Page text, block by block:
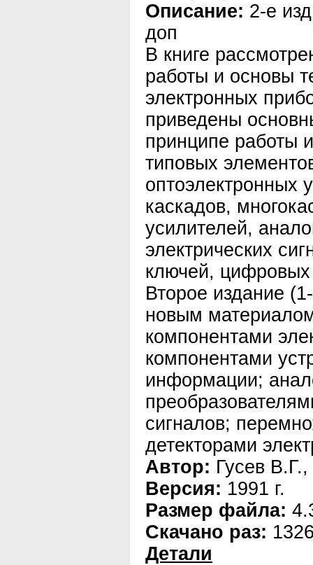
Описание: 2-е
доп
В книге
работы и основы
электронных
приведены
принципе работы
типовых
оптоэлектронных
каскадов,
усилителей,
электрических
ключей, цифровых
Второе издание
новым
компонентами
компонентами
информации;
сигналов;
детекторами
Автор: Гусев
Версия: 1991 г.
Размер файла:
Скачано раз:
Детали